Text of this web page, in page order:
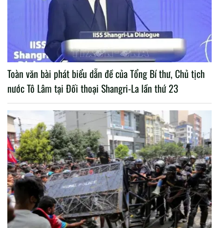
Toàn văn bài phát biểu dẫn đề của Tổng Bí thư, Chủ tịch
nước Tô Lâm tại Đối thoại Shangri-La lần thứ 23